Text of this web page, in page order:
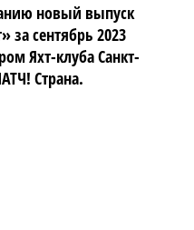
новый выпуск
сентябрь 2023
Яхт-клуба Санкт-
Страна.